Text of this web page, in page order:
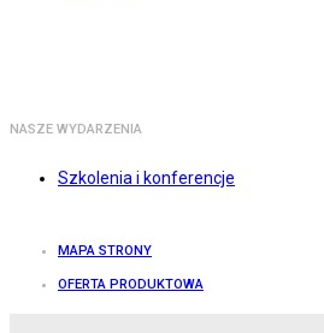
NASZE WYDARZENIA
Szkolenia i konferencje
MAPA STRONY
OFERTA PRODUKTOWA